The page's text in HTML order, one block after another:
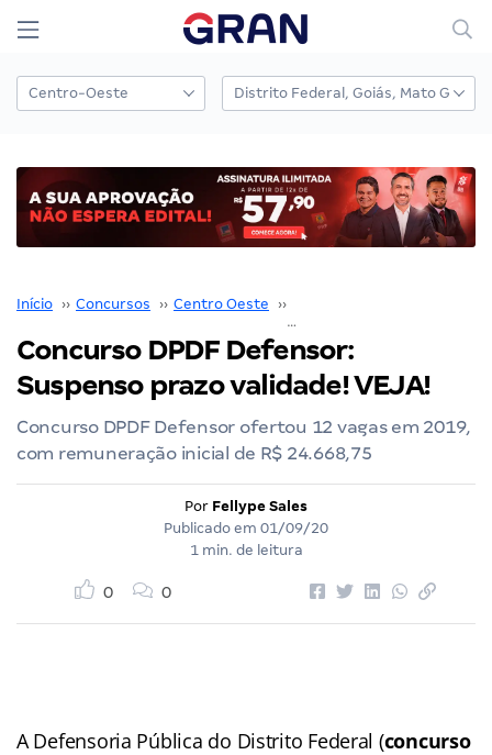
Início ›› Concursos ›› Centro Oeste ››
Concurso DPDF Defensor:
Suspenso prazo validade! VEJA!
Concurso DPDF Defensor ofertou 12 vagas em 2019,
com remuneração inicial de R$ 24.668,75
Por Fellype Sales
Publicado em 01/09/20
1 min. de leitura
0 0
A Defensoria Pública do Distrito Federal (concurso